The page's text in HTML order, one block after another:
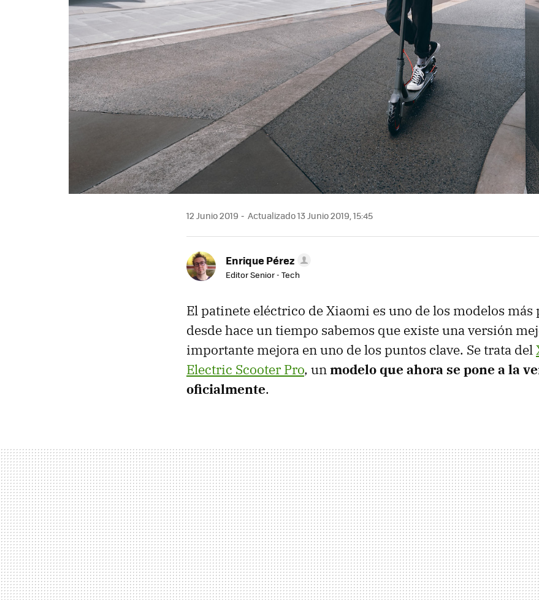
12 Junio 2019 Actualizado 13 Junio 2019, 15:45
Enrique Pérez
Editor Senior - Tech
El patinete eléctrico de Xiaomi es uno de los modelos más
desde hace un tiempo sabemos que existe una versión
importante mejora en uno de los puntos clave. Se trata del
Electric Scooter Pro, unmodelo que ahora se pone a la
oficialmente.